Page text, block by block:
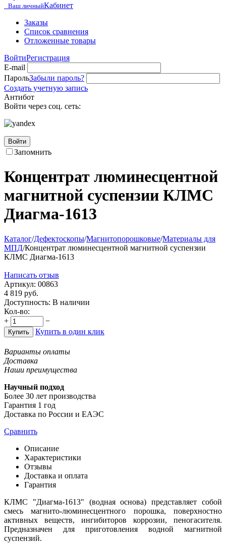
Ваш личныйКабинет
Заказы
Список сравнения
Отложенные товары
ВойтиРегистрация
E-mail
ПарольЗабыли пароль?
Создать учетную запись
Антибот
Войти через соц. сеть:
Войти
Запомнить
Концентрат люминесцентной
магнитной суспензии КЛМС
Диагма-1613
Каталог/Дефектоскопы/Магнитопорошковые/Материалы для
МПД/Концентрат люминесцентной магнитной суспензии
КЛМС Диагма-1613
Написать отзыв
Артикул: 00863
4 819 руб.
Доступность: В наличии
Кол-во:
+
−
Купить Купить в один клик
Варианты оплаты
Доставка
Наши преимущества
Научный подход
Более 30 лет производства
Гарантия 1 год
Доставка по России и ЕАЭС
Сравнить
Описание
Характеристики
Отзывы
Доставка и оплата
Гарантия
КЛМС "Диагма-1613" (водная основа) представляет собой
смесь магнито-люминесцентного порошка, поверхностно
активных веществ, ингибиторов коррозии, пеногасителя.
Предназначен для приготовления водной магнитной
суспензий.